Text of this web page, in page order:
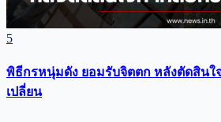
5
พิธีกรหนุ่มดัง ยอมรับจิตตก หลังตัดสินใ
เปลี่ยน